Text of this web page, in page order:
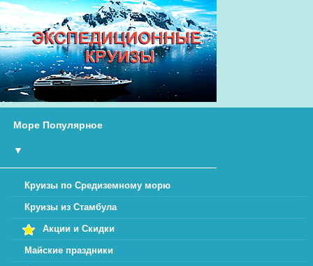
Море Популярное
▼
Круизы по Средиземному морю
Круизы из Стамбула
Акции и Скидки
Майские праздники